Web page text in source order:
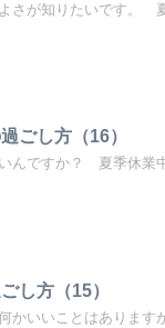
さが知りたいです。
ごし方（16）
んですか？ 夏季休業
し方（15）
かいいことはありま